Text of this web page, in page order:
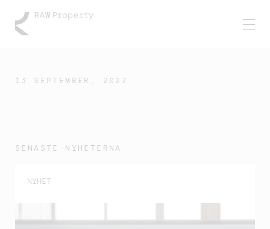
13 SEPTEMBER, 2022
SENASTE NYHETERNA
NYHET